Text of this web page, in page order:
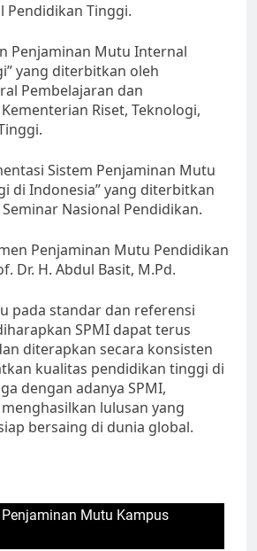
Pendidikan Tinggi.
Penjaminan Mutu Internal
yang diterbitkan oleh
Pembelajaran dan
Riset, Teknologi,
Sistem Penjaminan Mutu
di Indonesia” yang diterbitkan
Nasional Pendidikan.
Penjaminan Mutu Pendidikan
Dr. H. Abdul Basit, M.Pd.
pada standar dan referensi
SPMI dapat terus
diterapkan secara konsisten
kualitas pendidikan tinggi di
dengan adanya SPMI,
lulusan yang
bersaing di dunia global.
Mutu Kampus